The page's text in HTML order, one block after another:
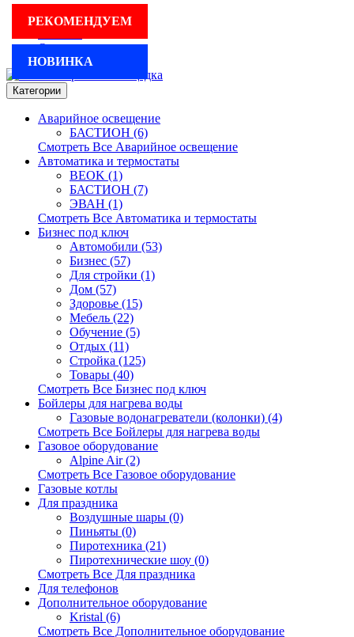
Для бизнеса
Оплата и доставка
Категории
Аварийное освещение
БАСТИОН (6)
Смотреть Все Аварийное освещение
Автоматика и термостаты
BEOK (1)
БАСТИОН (7)
ЭВАН (1)
Смотреть Все Автоматика и термостаты
Бизнес под ключ
Автомобили (53)
Бизнес (57)
Для стройки (1)
Дом (57)
Здоровье (15)
Мебель (22)
Обучение (5)
Отдых (11)
Стройка (125)
Товары (40)
Смотреть Все Бизнес под ключ
Бойлеры для нагрева воды
Газовые водонагреватели (колонки) (4)
Смотреть Все Бойлеры для нагрева воды
Газовое оборудование
Alpine Air (2)
Смотреть Все Газовое оборудование
Газовые котлы
Для праздника
Воздушные шары (0)
Пиньяты (0)
Пиротехника (21)
Пиротехнические шоу (0)
Смотреть Все Для праздника
Для телефонов
Дополнительное оборудование
Kristal (6)
Смотреть Все Дополнительное оборудование
РЕКОМЕНДУЕМ
НОВИНКА